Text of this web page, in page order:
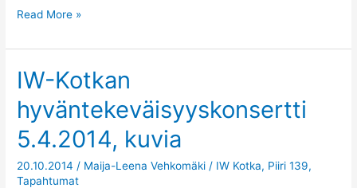
Read More »
IW-Kotkan
hyväntekeväisyyskonsertti
5.4.2014, kuvia
20.10.2014 / Maija-Leena Vehkomäki / IW Kotka, Piiri 139,
Tapahtumat
IW-
Kotkan
hyväntekeväisyyskonsertti
5.4.2014,
kuvia